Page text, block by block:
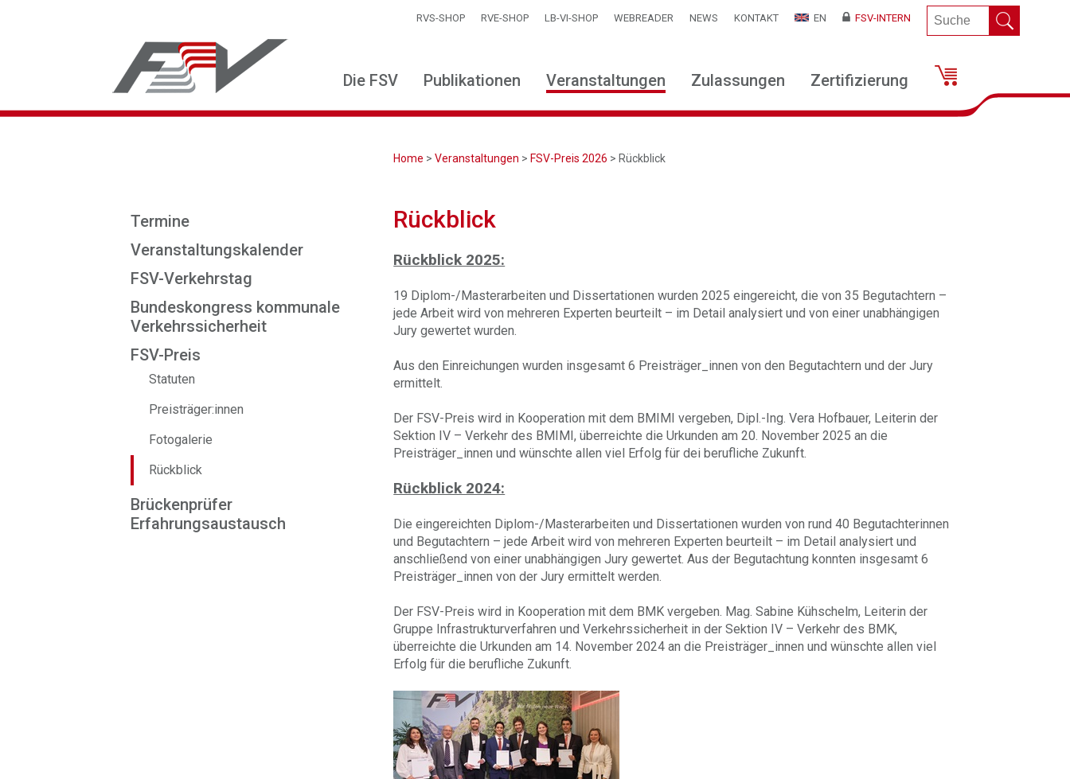
RVS-SHOP RVE-SHOP LB-VI-SHOP WEBREADER NEWS KONTAKT EN FSV-INTERN
Die FSV Publikationen Veranstaltungen Zulassungen Zertifizierung
Home >Veranstaltungen > FSV-Preis 2026 > Rückblick
Termine
Veranstaltungskalender
FSV-Verkehrstag
Bundeskongress kommunale
Verkehrssicherheit
FSV-Preis
Statuten
Preisträger:innen
Fotogalerie
Rückblick
Brückenprüfer
Erfahrungsaustausch
Rückblick
Rückblick 2025:
19 Diplom-/Masterarbeiten und Dissertationen wurden 2025 eingereicht, die von 35 Begutachtern –
jede Arbeit wird von mehreren Experten beurteilt – im Detail analysiert und von einer unabhängigen
Jury gewertet wurden.
Aus den Einreichungen wurden insgesamt 6 Preisträger_innen von den Begutachtern und der Jury
ermittelt.
Der FSV-Preis wird in Kooperation mit dem BMIMI vergeben, Dipl.-Ing. Vera Hofbauer, Leiterin der
Sektion IV – Verkehr des BMIMI, überreichte die Urkunden am 20. November 2025 an die
Preisträger_innen und wünschte allen viel Erfolg für dei berufliche Zukunft.
Rückblick 2024:
Die eingereichten Diplom-/Masterarbeiten und Dissertationen wurden von rund 40 Begutachterinnen
und Begutachtern – jede Arbeit wird von mehreren Experten beurteilt – im Detail analysiert und
anschließend von einer unabhängigen Jury gewertet. Aus der Begutachtung konnten insgesamt 6
Preisträger_innen von der Jury ermittelt werden.
Der FSV-Preis wird in Kooperation mit dem BMK vergeben. Mag. Sabine Kühschelm, Leiterin der
Gruppe Infrastrukturverfahren und Verkehrssicherheit in der Sektion IV – Verkehr des BMK,
überreichte die Urkunden am 14. November 2024 an die Preisträger_innen und wünschte allen viel
Erfolg für die berufliche Zukunft.